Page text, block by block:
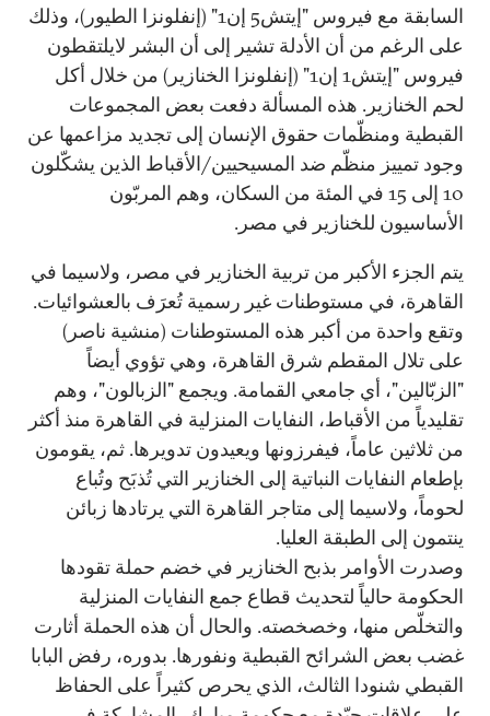
السابقة مع فيروس "إيتش5 إن1" (إنفلونزا الطيور)، وذلك
على الرغم من أن الأدلة تشير إلى أن البشر لايلتقطون
فيروس "إيتش1 إن1" (إنفلونزا الخنازير) من خلال أكل
لحم الخنازير. هذه المسألة دفعت بعض المجموعات
القبطية ومنظّمات حقوق الإنسان إلى تجديد مزاعمها عن
وجود تمييز منظّم ضد المسيحيين/الأقباط الذين يشكّلون
10 إلى 15 في المئة من السكان، وهم المربّون
الأساسيون للخنازير في مصر.
يتم الجزء الأكبر من تربية الخنازير في مصر، ولاسيما في
القاهرة، في مستوطنات غير رسمية تُعرَف بالعشوائيات.
وتقع واحدة من أكبر هذه المستوطنات (منشية ناصر)
على تلال المقطم شرق القاهرة، وهي تؤوي أيضاً
"الزبّالين"، أي جامعي القمامة. ويجمع "الزبالون"، وهم
تقليدياً من الأقباط، النفايات المنزلية في القاهرة منذ أكثر
من ثلاثين عاماً، فيفرزونها ويعيدون تدويرها. ثم، يقومون
بإطعام النفايات النباتية إلى الخنازير التي تُذبَح وتُباع
لحوماً، ولاسيما إلى متاجر القاهرة التي يرتادها زبائن
ينتمون إلى الطبقة العليا.
وصدرت الأوامر بذبح الخنازير في خضم حملة تقودها
الحكومة حالياً لتحديث قطاع جمع النفايات المنزلية
والتخلّص منها، وخصخصته. والحال أن هذه الحملة أثارت
غضب بعض الشرائح القبطية ونفورها. بدوره، رفض البابا
القبطي شنودا الثالث، الذي يحرص كثيراً على الحفاظ